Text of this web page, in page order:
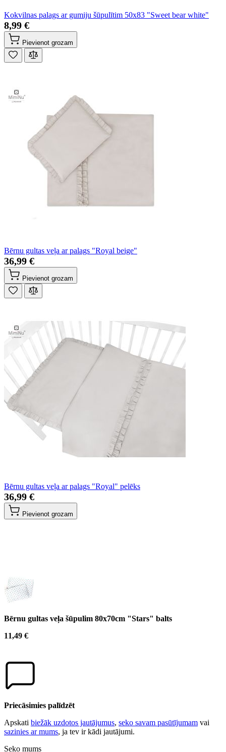
Kokvilnas palags ar gumiju šūpulītim 50x83 "Sweet bear white"
8,99 €
Pievienot grozam
Bērnu gultas veļa ar palags "Royal beige"
36,99 €
Pievienot grozam
Bērnu gultas veļa ar palags "Royal" pelēks
36,99 €
Pievienot grozam
Bērnu gultas veļa šūpulim 80x70cm "Stars" balts
11,49 €
Priecāsimies palīdzēt
Apskati biežāk uzdotos jautājumus, seko savam pasūtījumam vai
sazinies ar mums, ja tev ir kādi jautājumi.
Seko mums